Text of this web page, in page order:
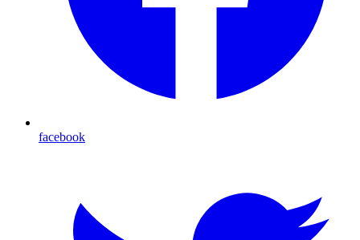
facebook